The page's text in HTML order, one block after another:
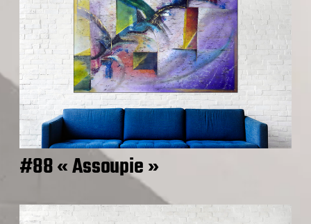
#88 « Assoupie »